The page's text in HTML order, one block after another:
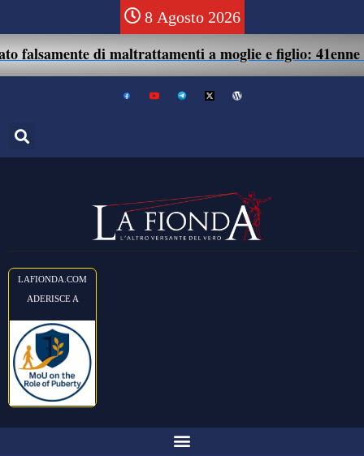
8 Agosto 2026
di maltrattamenti a moglie e figlio: 41enne assolto.
LAFIONDA.COM
ADERISCE A